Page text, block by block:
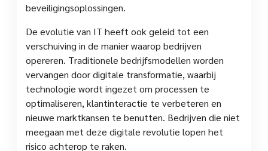
beveiligingsoplossingen.
De evolutie van IT heeft ook geleid tot een
verschuiving in de manier waarop bedrijven
opereren. Traditionele bedrijfsmodellen worden
vervangen door digitale transformatie, waarbij
technologie wordt ingezet om processen te
optimaliseren, klantinteractie te verbeteren en
nieuwe marktkansen te benutten. Bedrijven die niet
meegaan met deze digitale revolutie lopen het
risico achterop te raken.